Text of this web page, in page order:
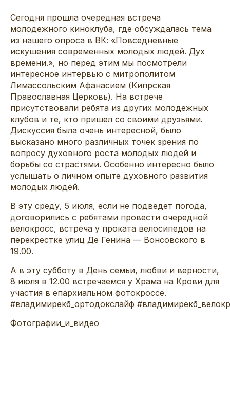
Сегодня прошла очередная встреча
молодежного киноклуба, где обсуждалась тема
из нашего опроса в ВК: «Повседневные
искушения современных молодых людей. Дух
времени.», но перед этим мы посмотрели
интересное интервью с митрополитом
Лимассольским Афанасием (Кипрская
Православная Церковь). На встрече
присутствовали ребята из других молодежных
клубов и те, кто пришел со своими друзьями.
Дискуссия была очень интересной, было
высказано много различных точек зрения по
вопросу духовного роста молодых людей и
борьбы со страстями. Особенно интересно было
услышать о личном опыте духовного развития
молодых людей.
В эту среду, 5 июля, если не подведет погода,
договорились с ребятами провести очередной
велокросс, встреча у проката велосипедов на
перекрестке улиц Де Генина — Вонсовского в
19.00.
А в эту субботу в День семьи, любви и верности,
8 июля в 12.00 встречаемся у Храма на Крови для
участия в епархиальном фотокроссе.
#владимирекб_ортодокслайф
Фотографии_и_видео